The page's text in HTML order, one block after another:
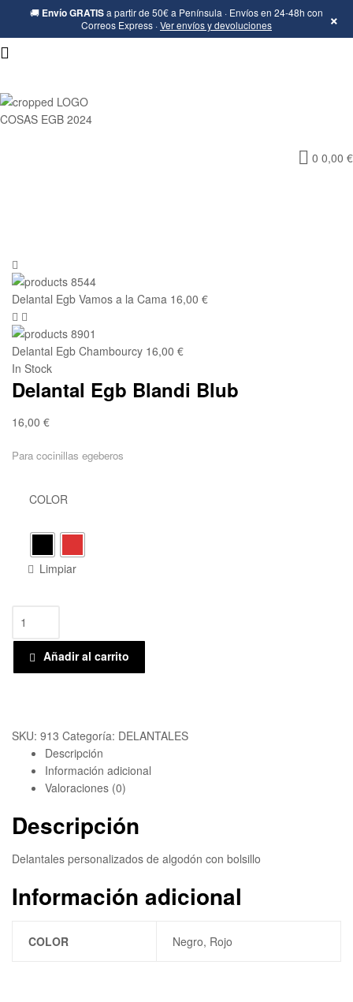
🚚 Envío GRATISa partir de 50€ a Península · Envíos en 24-48h con
Correos Express ·Ver envíos y devoluciones ×
Ropa
Ochentera,
friki
molona
0 0,00 €
Delantal Egb Vamos a la Cama 16,00 €
Delantal Egb Chambourcy 16,00 €
In Stock
Delantal Egb Blandi Blub
16,00 €
Para cocinillas egeberos
COLOR
Limpiar
Añadir al carrito
SKU: 913 Categoría: DELANTALES
Descripción
Información adicional
Valoraciones (0)
Descripción
Delantales personalizados de algodón con bolsillo
Información adicional
COLOR Negro, Rojo